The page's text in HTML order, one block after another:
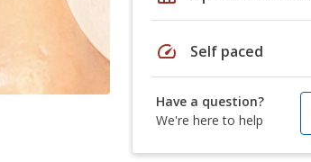
speed Self paced
Have a question?
We're here to help